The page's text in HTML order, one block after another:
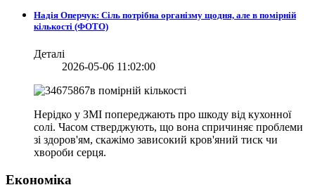
Надія Оперчук: Сіль потрібна організму щодня, але в помірній
кількості (ФОТО)
Деталі
2026-05-06 11:02:00
Нерідко у ЗМІ попереджають про шкоду від кухонної
солі. Часом стверджують, що вона спричиняє проблеми
зі здоров'ям, скажімо зависокий кров'яний тиск чи
хвороби серця.
Економіка